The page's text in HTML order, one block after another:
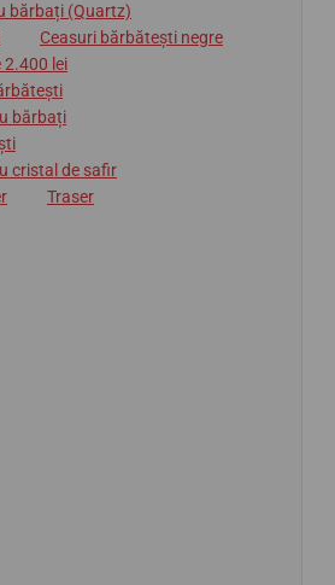
bărbați (Quartz)
Ceasuri bărbătești negre
2.400 lei
bărbați
cristal de safir
Traser